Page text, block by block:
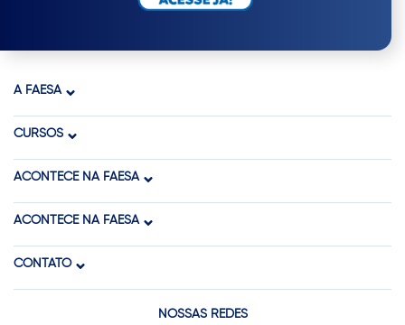
A FAESA
CURSOS
ACONTECE NA FAESA
ACONTECE NA FAESA
CONTATO
NOSSAS REDES